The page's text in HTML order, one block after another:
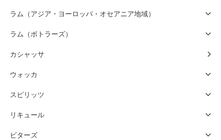
ラム（アジア・ヨーロッパ・オセアニア地域）
ラム（ボトラーズ）
カシャッサ
ウォッカ
スピリッツ
リキュール
ビターズ